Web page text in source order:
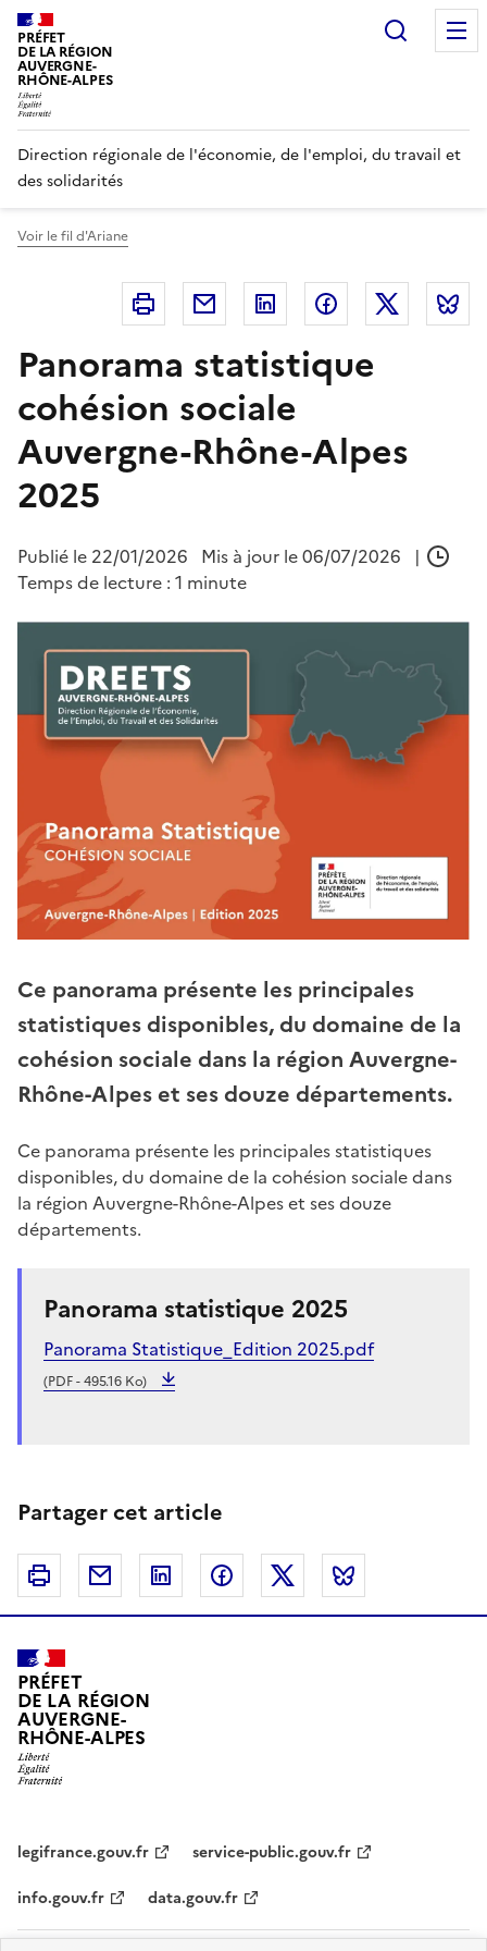
Panneau de gestion des cookies
PRÉFET
DE LA RÉGION
AUVERGNE-
RHÔNE-ALPES
Direction régionale de l'économie, de l'emploi, du travail et
des solidarités
Voir le fil d'Ariane
Imprimer Courriel Linkedin FacebookTwitter
Panorama statistique
cohésion sociale
Auvergne-Rhône-Alpes
2025
Publié le 22/01/2026 Mis à jour le 06/07/2026
|
Temps de lecture : 1 minute
Ce panorama présente les principales
statistiques disponibles, du domaine de la
cohésion sociale dans la région Auvergne-
Rhône-Alpes et ses douze départements.
Ce panorama présente les principales statistiques
disponibles, du domaine de la cohésion sociale dans
la région Auvergne-Rhône-Alpes et ses douze
départements.
Panorama statistique 2025
Panorama Statistique_Edition 2025.pdf
(PDF - 495.16 Ko)
Partager cet article
Imprimer Courriel Linkedin FacebookTwitter
PRÉFET
DE LA RÉGION
AUVERGNE-
RHÔNE-ALPES
legifrance.gouv.fr
service-public.gouv.fr
info.gouv.fr
data.gouv.fr